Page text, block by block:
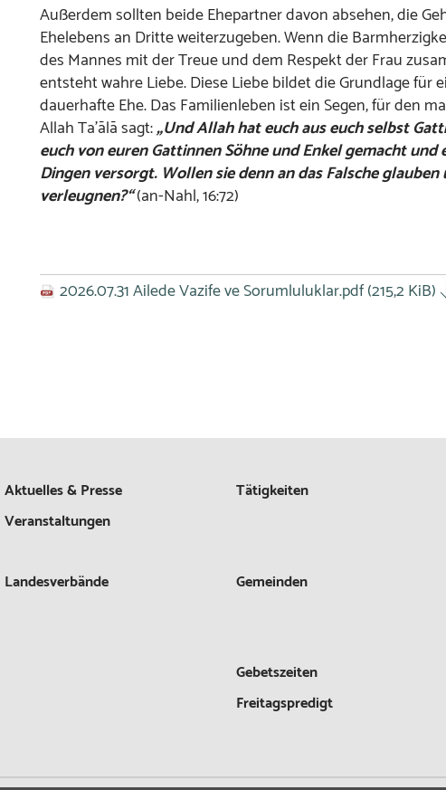
Außerdem sollten beide Ehepartner davon absehen, die
Ehelebens an Dritte weiterzugeben. Wenn die
des Mannes mit der Treue und dem Respekt der Frau
entsteht wahre Liebe. Diese Liebe bildet die Grundlage für
dauerhafte Ehe. Das Familienleben ist ein Segen, für den
Allah Ta’ālā sagt:„Und Allah hat euch aus euch selbst
euch von euren Gattinnen Söhne und Enkel gemacht und
Dingen versorgt. Wollen sie denn an das Falsche
verleugnen?“(an-Nahl, 16:72)
2026.07.31 Ailede Vazife ve Sorumluluklar.pdf(215,2 KiB)
Aktuelles & Presse
Veranstaltungen
Tätigkeiten
Landesverbände Gemeinden
Gebetszeiten
Freitagspredigt